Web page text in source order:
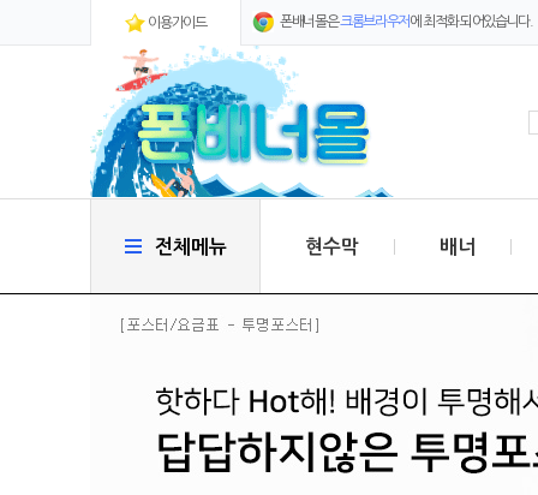
이용가이드 폰배너몰은크롬브라우저에 최적화 되어있습니다.
전체메뉴 현수막 배너